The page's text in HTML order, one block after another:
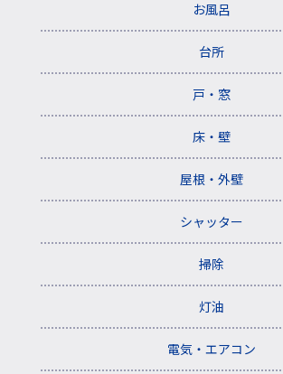
お風呂
台所
戸・窓
床・壁
屋根・外壁
シャッター
掃除
灯油
電気・エアコン